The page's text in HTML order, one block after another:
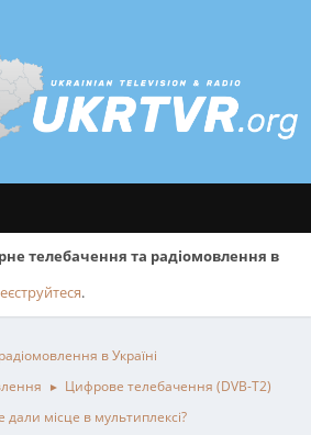
телебачення та радіомовлення в
.
в Україні
► Цифрове телебачення (DVB-T2)
місце в мультиплексі?